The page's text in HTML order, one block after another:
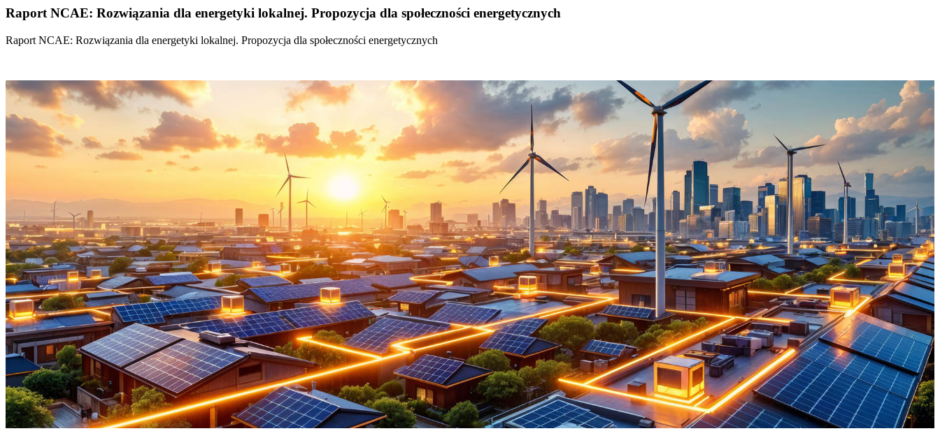
Raport NCAE: Rozwiązania dla energetyki lokalnej. Propozycja dla społeczności energetycznych
Raport NCAE: Rozwiązania dla energetyki lokalnej. Propozycja dla społeczności energetycznych